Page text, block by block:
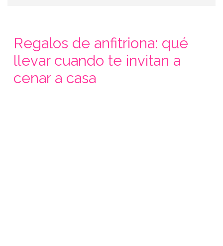
Regalos de anfitriona: qué
llevar cuando te invitan a
cenar a casa